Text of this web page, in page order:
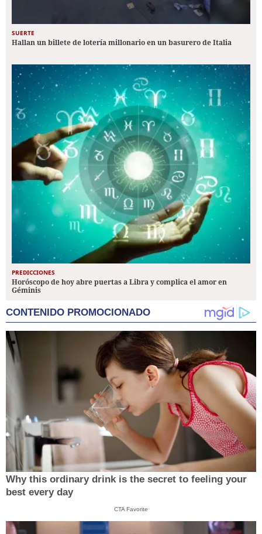
SUERTE
Hallan un billete de lotería millonario en un basurero de Italia
PREDICCIONES
Horóscopo de hoy abre puertas a Libra y complica el amor en
Géminis
CONTENIDO PROMOCIONADO
Why this ordinary drink is the secret to feeling your
best every day
CTA Favorite